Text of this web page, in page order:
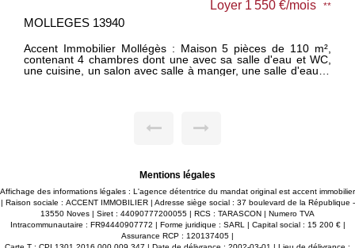
: Maison 5 pièces de 110 m²,
une avec sa salle d'eau et WC,
salle à manger, une salle d'eau et
cette annonce. Répondez au
Accent Immobilier
contenant 4 chambres
une cuisine, un salon avec
Mentions légales
Affichage des informations légales : L'agence détentrice du mandat original est accent immobilier
| Raison sociale : ACCENT IMMOBILIER | Adresse siège social : 37 boulevard de la République -
13550 Noves | Siret : 44090777200055 | RCS : TARASCON | Numero TVA
Intracommunautaire : FR94440907772 | Forme juridique : SARL | Capital social : 15 200 € |
Assurance RCP : 120137405 |